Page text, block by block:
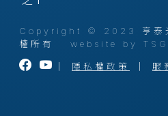
Copyright © 2023 亨泰光
權所有 website by TSG
隱私權政策 服